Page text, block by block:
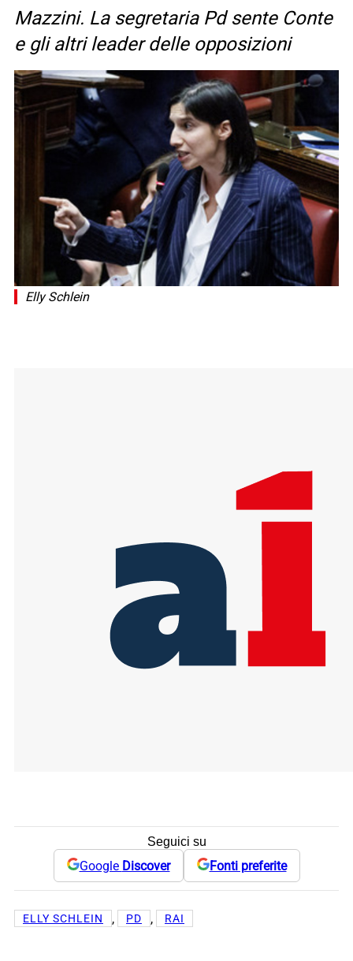
Mazzini. La segretaria Pd sente Conte
e gli altri leader delle opposizioni
Elly Schlein
Seguici su
Google Discover Fonti preferite
ELLY SCHLEIN , PD , RAI